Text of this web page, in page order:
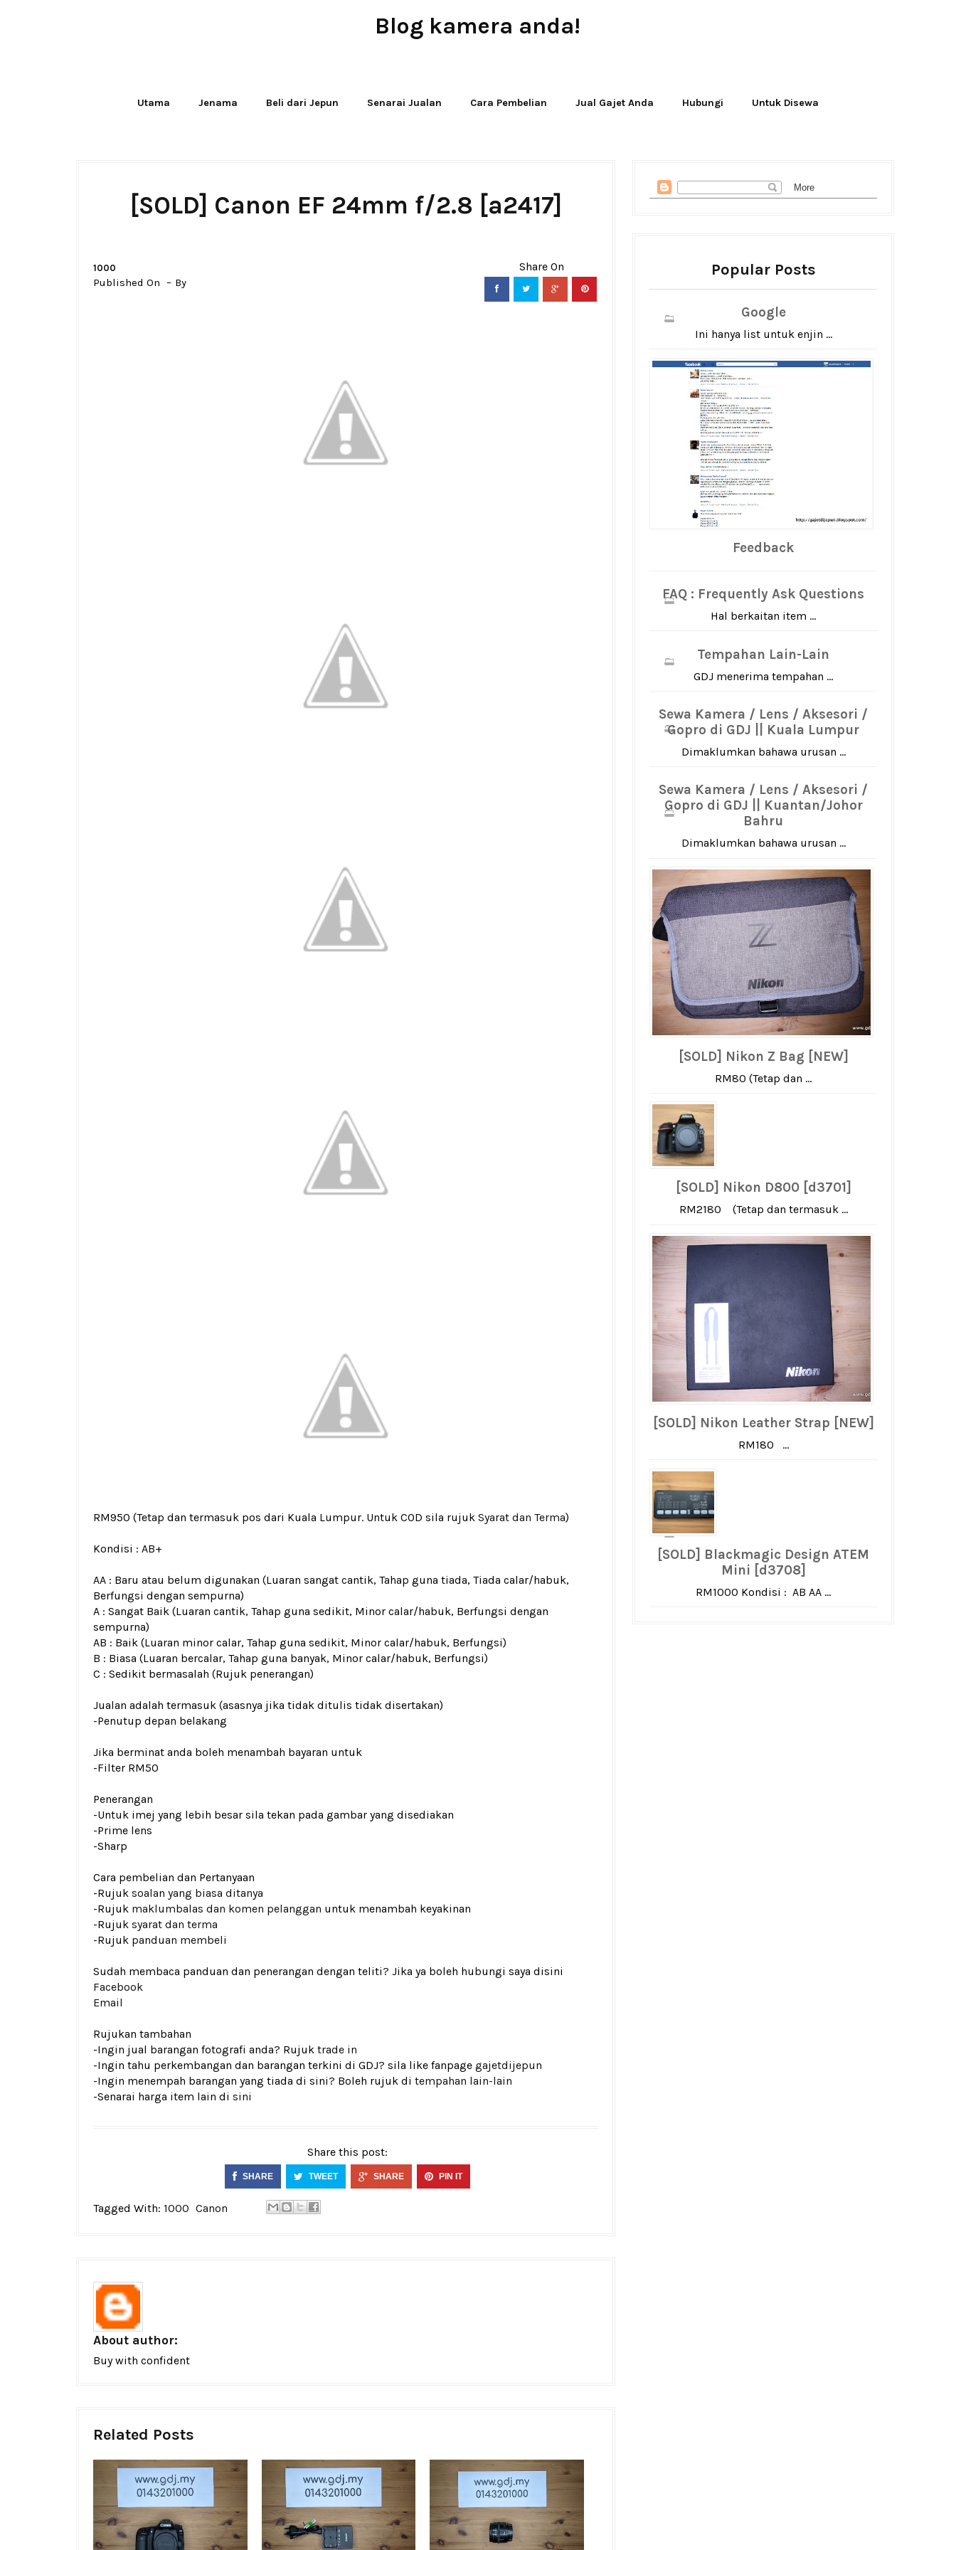
Blog kamera anda!
Utama Jenama Beli dari Jepun Senarai Jualan Cara Pembelian Jual Gajet Anda Hubungi Untuk Disewa
[SOLD] Canon EF 24mm f/2.8 [a2417]
1000
Published On By
RM950 (Tetap dan termasuk pos dari Kuala Lumpur. Untuk COD sila rujuk Syarat dan Terma)
Kondisi : AB+
AA : Baru atau belum digunakan (Luaran sangat cantik, Tahap guna tiada, Tiada calar/habuk,
Berfungsi dengan sempurna)
A : Sangat Baik (Luaran cantik, Tahap guna sedikit, Minor calar/habuk, Berfungsi dengan
sempurna)
AB : Baik (Luaran minor calar, Tahap guna sedikit, Minor calar/habuk, Berfungsi)
B : Biasa (Luaran bercalar, Tahap guna banyak, Minor calar/habuk, Berfungsi)
C : Sedikit bermasalah (Rujuk penerangan)
Jualan adalah termasuk (asasnya jika tidak ditulis tidak disertakan)
-Penutup depan belakang
Jika berminat anda boleh menambah bayaran untuk
-Filter RM50
Penerangan
-Untuk imej yang lebih besar sila tekan pada gambar yang disediakan
-Prime lens
-Sharp
Cara pembelian dan Pertanyaan
-Rujuk soalan yang biasa ditanya
-Rujuk maklumbalas dan komen pelanggan untuk menambah keyakinan
-Rujuk syarat dan terma
-Rujuk panduan membeli
Sudah membaca panduan dan penerangan dengan teliti? Jika ya boleh hubungi saya disini
Facebook
Email
Rujukan tambahan
-Ingin jual barangan fotografi anda? Rujuk trade in
-Ingin tahu perkembangan dan barangan terkini di GDJ? sila like fanpage gajetdijepun
-Ingin menempah barangan yang tiada di sini? Boleh rujuk di tempahan lain-lain
-Senarai harga item lain di sini
Share this post:
SHARE TWEET SHARE PIN IT
Tagged With: 1000 Canon
About author:
Buy with confident
Related Posts
Popular Posts
Google
Ini hanya list untuk enjin ...
Feedback
FAQ : Frequently Ask Questions
Hal berkaitan item ...
Tempahan Lain-Lain
GDJ menerima tempahan ...
Sewa Kamera / Lens / Aksesori /
Gopro di GDJ || Kuala Lumpur
Dimaklumkan bahawa urusan ...
Sewa Kamera / Lens / Aksesori /
Gopro di GDJ || Kuantan/Johor
Bahru
Dimaklumkan bahawa urusan ...
[SOLD] Nikon Z Bag [NEW]
RM80 (Tetap dan ...
[SOLD] Nikon D800 [d3701]
RM2180 (Tetap dan termasuk ...
[SOLD] Nikon Leather Strap [NEW]
RM180 ...
[SOLD] Blackmagic Design ATEM
Mini [d3708]
RM1000 Kondisi : AB AA ...